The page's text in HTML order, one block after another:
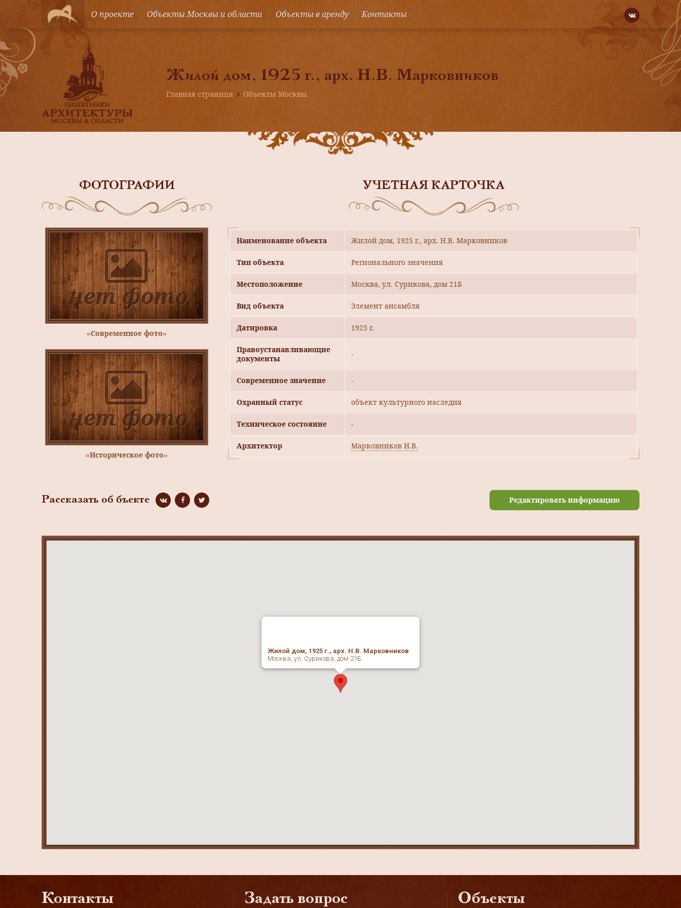
О проекте Объекты Москвы и области Объекты в аренду Контакты
Жилой дом, 1925 г., арх. Н.В. Марковников
Главная страница Объекты Москвы
ФОТОГРАФИИ
«Современное фото»
«Историческое фото»
УЧЕТНАЯ КАРТОЧКА
Наименование объекта Жилой дом, 1925 г., арх. Н.В. Марковников
Тип объекта Регионального значения
Местоположение Москва, ул. Сурикова, дом 21Б
Вид объекта Элемент ансамбля
Датировка 1925 г.
Правоустанавливающие
документы
-
Современное значение -
Охранный статус объект культурного наследия
Техническое состояние -
Архитектор Марковников Н.В.
Рассказать об бъекте Редактировать информацию
Жилой дом, 1925 г., арх. Н.В. Марковников
Москва, ул. Сурикова, дом 21Б
Контакты Задать вопрос Объекты